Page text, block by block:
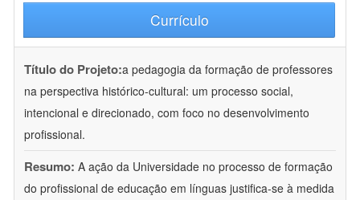
Currículo
Título do Projeto:a pedagogia da formação de professores
na perspectiva histórico-cultural: um processo social,
intencional e direcionado, com foco no desenvolvimento
profissional.
Resumo: A ação da Universidade no processo de formação
do profissional de educação em línguas justifica-se à medida